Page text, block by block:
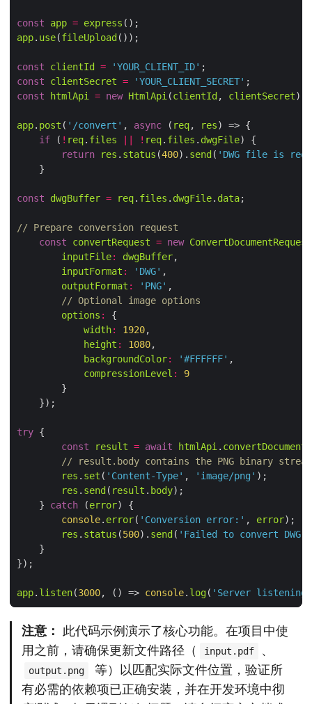
const app = express
app. use(fileUpload
const clientId = 'YOUR_CLIENT_ID'
const
clientSecret = 'YOUR_CLIENT_SECRET'
const
htmlApi = new HtmlApi (clientId , clientSecret
app. post ( '/convert' , async ( req, res
if ( ! req. files ! req. files . dwgFile
return
res . status (400). send ( 'DWG file is
const dwgBuffer = req. files . dwgFile. data
// Prepare conversion request
const
convertRequest = new ConvertDocumentRequest
inputFile: dwgBuffer
inputFormat : 'DWG'
outputFormat : 'PNG'
// Optional image options
options :
width: 1920
height : 1080
backgroundColor: '#FFFFFF'
compressionLevel :
9
try
const
result = await htmlApi . convertDocument
// result.body contains the PNG binary stream
res . set ( 'Content-Type' , 'image/png'
res . send ( result . body
    }
catch (error
console. error( 'Conversion error:' , error
res . status (500). send ( 'Failed to convert DWG
app. listen(3000, () => console. log( 'Server listening
注意：
此代码示例演示了核心功能。在项目中使
用之前，请确保更新文件路径（
input.pdf 、
output.png
等）以匹配实际文件位置，验证所
有必需的依赖项已正确安装，并在开发环境中彻